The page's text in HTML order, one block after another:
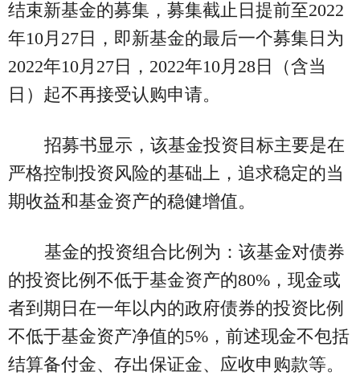
结束新基金的募集，募集截止日提前至2022
年10月27日，即新基金的最后一个募集日为
2022年10月27日，2022年10月28日（含当
日）起不再接受认购申请。
招募书显示，该基金投资目标主要是在
严格控制投资风险的基础上，追求稳定的当
期收益和基金资产的稳健增值。
基金的投资组合比例为：该基金对债券
的投资比例不低于基金资产的80%，现金或
者到期日在一年以内的政府债券的投资比例
不低于基金资产净值的5%，前述现金不包括
结算备付金、存出保证金、应收申购款等。